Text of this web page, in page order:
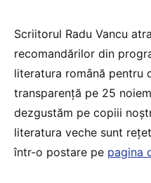
Scriitorul Radu Vancu
recomandărilor din
literatura română pentru
transparență pe 25
dezgustăm pe copiii
literatura veche sunt
într-o postare pe pagina